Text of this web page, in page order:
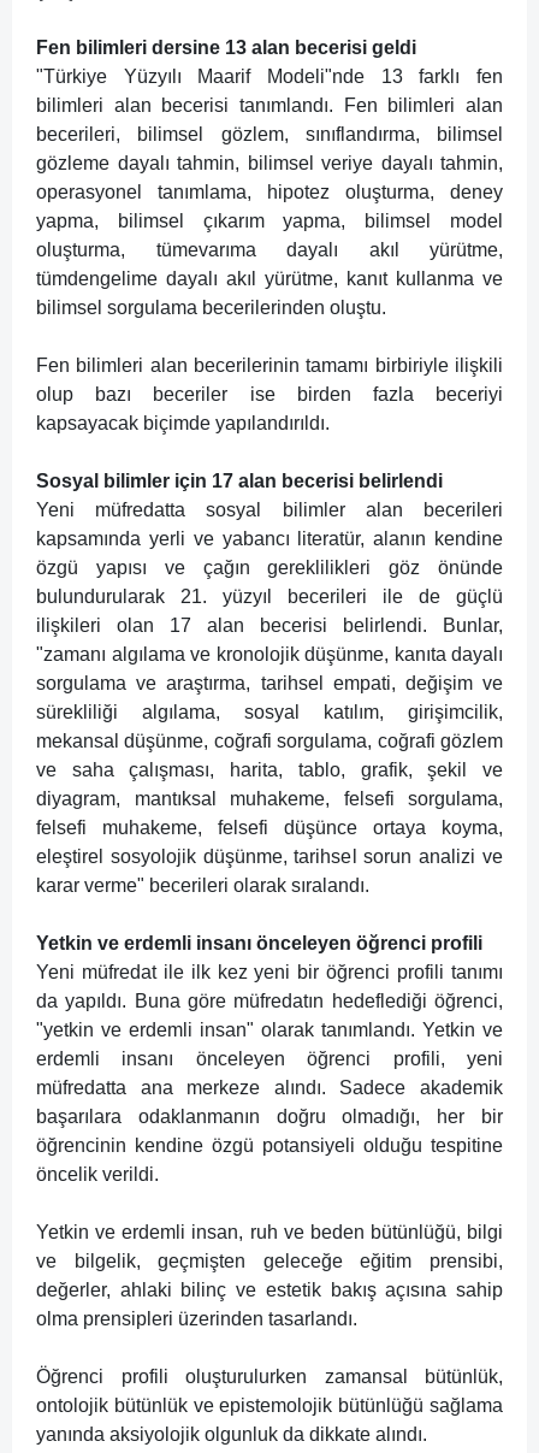
Fen bilimleri dersine 13 alan becerisi geldi
"Türkiye Yüzyılı Maarif Modeli"nde 13 farklı fen
bilimleri alan becerisi tanımlandı. Fen bilimleri alan
becerileri, bilimsel gözlem, sınıflandırma, bilimsel
gözleme dayalı tahmin, bilimsel veriye dayalı tahmin,
operasyonel tanımlama, hipotez oluşturma, deney
yapma, bilimsel çıkarım yapma, bilimsel model
oluşturma, tümevarıma dayalı akıl yürütme,
tümdengelime dayalı akıl yürütme, kanıt kullanma ve
bilimsel sorgulama becerilerinden oluştu.
Fen bilimleri alan becerilerinin tamamı birbiriyle ilişkili
olup bazı beceriler ise birden fazla beceriyi
kapsayacak biçimde yapılandırıldı.
Sosyal bilimler için 17 alan becerisi belirlendi
Yeni müfredatta sosyal bilimler alan becerileri
kapsamında yerli ve yabancı literatür, alanın kendine
özgü yapısı ve çağın gereklilikleri göz önünde
bulundurularak 21. yüzyıl becerileri ile de güçlü
ilişkileri olan 17 alan becerisi belirlendi. Bunlar,
"zamanı algılama ve kronolojik düşünme, kanıta dayalı
sorgulama ve araştırma, tarihsel empati, değişim ve
sürekliliği algılama, sosyal katılım, girişimcilik,
mekansal düşünme, coğrafi sorgulama, coğrafi gözlem
ve saha çalışması, harita, tablo, grafik, şekil ve
diyagram, mantıksal muhakeme, felsefi sorgulama,
felsefi muhakeme, felsefi düşünce ortaya koyma,
eleştirel sosyolojik düşünme, tarihsel sorun analizi ve
karar verme" becerileri olarak sıralandı.
Yetkin ve erdemli insanı önceleyen öğrenci profili
Yeni müfredat ile ilk kez yeni bir öğrenci profili tanımı
da yapıldı. Buna göre müfredatın hedeflediği öğrenci,
"yetkin ve erdemli insan" olarak tanımlandı. Yetkin ve
erdemli insanı önceleyen öğrenci profili, yeni
müfredatta ana merkeze alındı. Sadece akademik
başarılara odaklanmanın doğru olmadığı, her bir
öğrencinin kendine özgü potansiyeli olduğu tespitine
öncelik verildi.
Yetkin ve erdemli insan, ruh ve beden bütünlüğü, bilgi
ve bilgelik, geçmişten geleceğe eğitim prensibi,
değerler, ahlaki bilinç ve estetik bakış açısına sahip
olma prensipleri üzerinden tasarlandı.
Öğrenci profili oluşturulurken zamansal bütünlük,
ontolojik bütünlük ve epistemolojik bütünlüğü sağlama
yanında aksiyolojik olgunluk da dikkate alındı.